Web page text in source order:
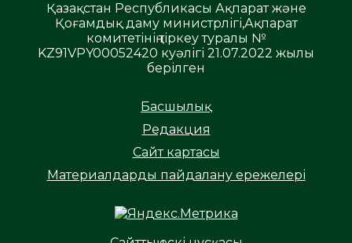
Қазақстан Республикасы Ақпарат және
Қоғамдық даму министрлігі,Ақпарат
комитетінің тіркеу туралы №
KZ91VPY00052420 куәлігі 21.07.2022 жылы
берілген
Басшылық
Редакция
Сайт картасы
Материалдарды пайдалану ережелері